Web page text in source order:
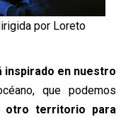
por Loreto
en nuestro
que podemos
otro territorio para